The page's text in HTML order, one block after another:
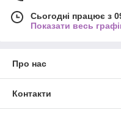
Сьогодні працює з
Показати весь
Про нас
Контакти